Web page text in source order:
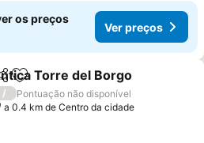
os preços
Ver preços
Adicionar aos favoritos
Torre del Borgo
/
Pontuação não disponível
a 0.4 km de Centro da cidade